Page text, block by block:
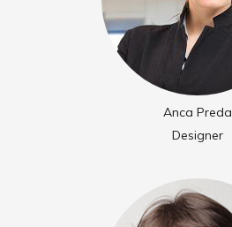
Anca Preda
Designer